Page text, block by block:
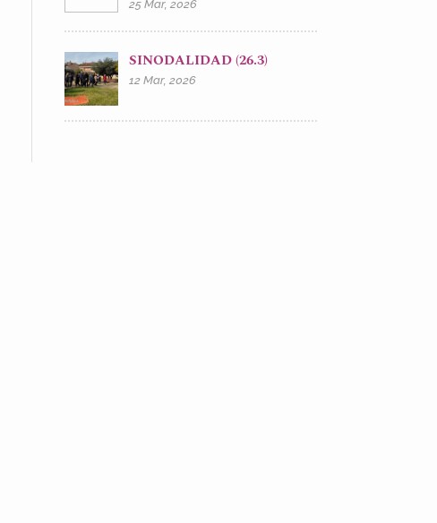
25 Mar, 2026
SINODALIDAD (26.3)
12 Mar, 2026